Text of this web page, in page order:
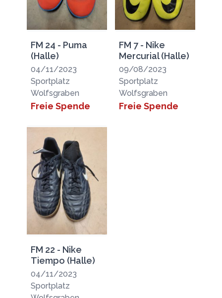
FM 24 - Puma
(Halle)
04/11/2023
Sportplatz
Wolfsgraben
Freie Spende
FM 7 - Nike
Mercurial (Halle)
09/08/2023
Sportplatz
Wolfsgraben
Freie Spende
FM 22 - Nike
Tiempo (Halle)
04/11/2023
Sportplatz